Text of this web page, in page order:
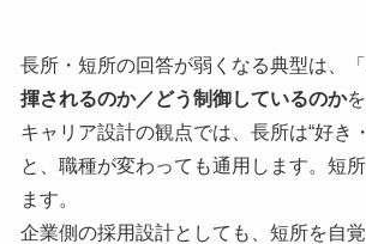
長所・短所の回答が弱くなる典型は、
揮されるのか／どう制御しているのか
キャリア設計の観点では、長所は“好き
と、職種が変わっても通用します。短
ます。
企業側の採用設計としても、短所を自